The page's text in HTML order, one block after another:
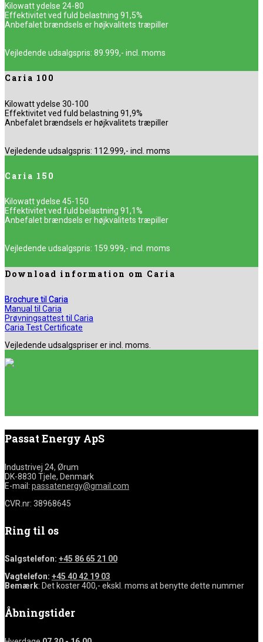
Kilowatt ydelse 24-80
Effektivitet ved fuld belastning 91,5%
Anbefalet brændsels er højkvalitets træpiller
Vejledende udsalgspris: 89.999,- incl. moms
Caria 100
Kilowatt ydelse 30-100
Effektivitet ved fuld belastning 91,9%
Anbefalet brændsels er højkvalitets træpiller
Vejledende udsalgspris: 112.999,- incl. moms
Caria 150
Kilowatt ydelse 45-150
Effektivitet ved fuld belastning 91,1%
Anbefalet brændsels er højkvalitets træpiller
Vejledende udsalgspris: 159.999,- incl. moms
Download information om Caria
Brochure til Caria
Manual til Caria
Prøvningsattest til Caria
Caria Test Certificate
Vejledende udsalgspriser er incl. moms.
Passat Energy ApS
Industrivej 24, Ørum
DK-8830 Tjele, Denmark
E-mail: passatenergy@gmail.com
CVR.nr: 38968645
Ring til os
Salgstelefon: +45 86 65 21 00
Vagtelefon: +45 40 42 19 03
Bemærk: Det koster 400,- ekskl. moms at benytte dette nummer
Åbningstider